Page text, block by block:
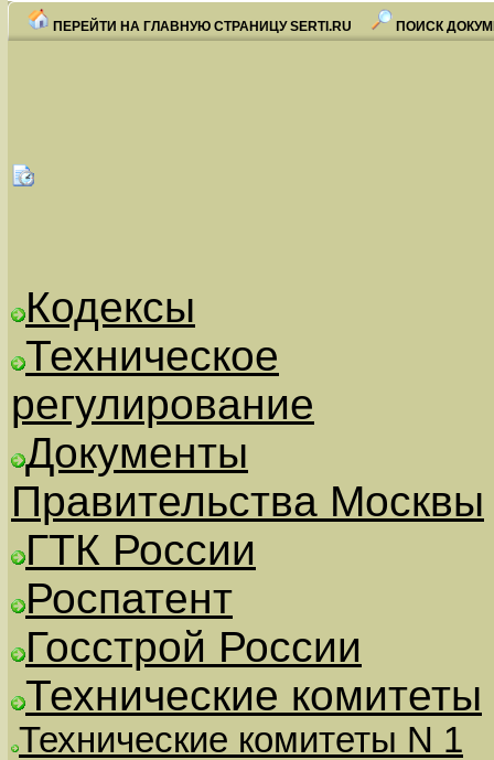
ПЕРЕЙТИ НА ГЛАВНУЮ СТРАНИЦУ SERTI.RU ПОИСК
Кодексы
Техническое
регулирование
Документы
Правительства Москвы
ГТК России
Роспатент
Госстрой России
Технические комитеты
Технические комитеты N 1